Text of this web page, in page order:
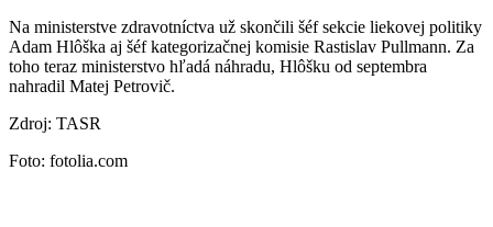
Na ministerstve zdravotníctva už skončili šéf sekcie liekovej politiky
Adam Hlôška aj šéf kategorizačnej komisie Rastislav Pullmann. Za
toho teraz ministerstvo hľadá náhradu, Hlôšku od septembra
nahradil Matej Petrovič.
Zdroj: TASR
Foto: fotolia.com